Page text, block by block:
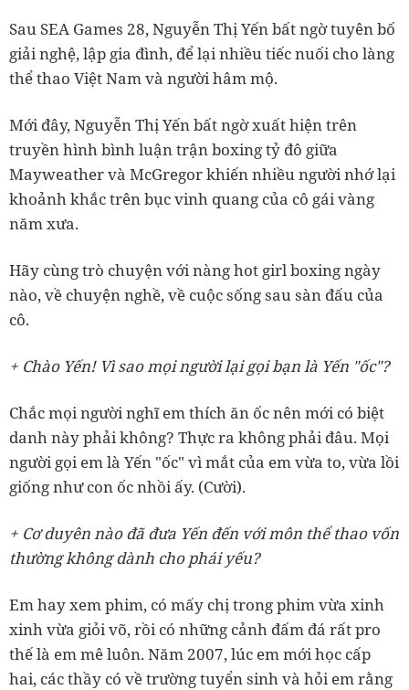
Sau SEA Games 28, Nguyễn Thị Yến bất ngờ tuyên bố
giải nghệ, lập gia đình, để lại nhiều tiếc nuối cho làng
thể thao Việt Nam và người hâm mộ.
Mới đây, Nguyễn Thị Yến bất ngờ xuất hiện trên
truyền hình bình luận trận boxing tỷ đô giữa
Mayweather và McGregor khiến nhiều người nhớ lại
khoảnh khắc trên bục vinh quang của cô gái vàng
năm xưa.
Hãy cùng trò chuyện với nàng hot girl boxing ngày
nào, về chuyện nghề, về cuộc sống sau sàn đấu của
cô.
+ Chào Yến! Vì sao mọi người lại gọi bạn là Yến "ốc"?
Chắc mọi người nghĩ em thích ăn ốc nên mới có biệt
danh này phải không? Thực ra không phải đâu. Mọi
người gọi em là Yến "ốc" vì mắt của em vừa to, vừa lồi
giống như con ốc nhồi ấy. (Cười).
+ Cơ duyên nào đã đưa Yến đến với môn thể thao vốn
thường không dành cho phái yếu?
Em hay xem phim, có mấy chị trong phim vừa xinh
xinh vừa giỏi võ, rồi có những cảnh đấm đá rất pro
thế là em mê luôn. Năm 2007, lúc em mới học cấp
hai, các thầy có về trường tuyển sinh và hỏi em rằng